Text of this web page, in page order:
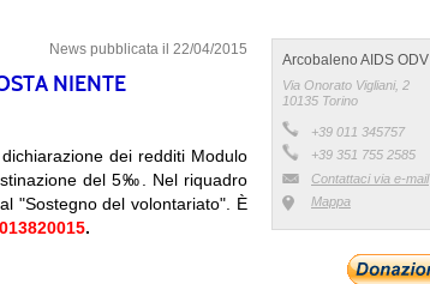
News pubblicata il 22/04/2015
NIENTE
dei redditi Modulo
del 5‰. Nel riquadro
"Sostegno del volontariato". È
.
Arcobaleno AIDS ODV
Via Onorato Vigliani, 2
10135 Torino
+39 011 345757
+39 351 755 2585
Contattaci via e-mail
Mappa